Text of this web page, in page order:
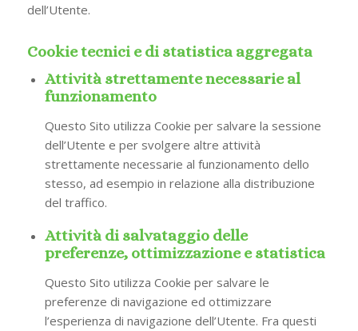
dell’Utente.
Cookie tecnici e di statistica aggregata
Attività strettamente necessarie al
funzionamento
Questo Sito utilizza Cookie per salvare la sessione
dell’Utente e per svolgere altre attività
strettamente necessarie al funzionamento dello
stesso, ad esempio in relazione alla distribuzione
del traffico.
Attività di salvataggio delle
preferenze, ottimizzazione e statistica
Questo Sito utilizza Cookie per salvare le
preferenze di navigazione ed ottimizzare
l’esperienza di navigazione dell’Utente. Fra questi